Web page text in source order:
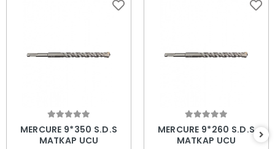
MERCURE 9*350 S.D.S
MATKAP UCU
MERCURE 9*260 S.D.S
MATKAP UCU